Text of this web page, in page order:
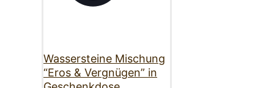
Wassersteine Mischung
“Eros & Vergnügen” in